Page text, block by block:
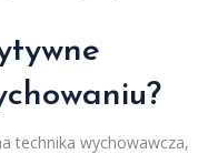
technika wychowawcza,